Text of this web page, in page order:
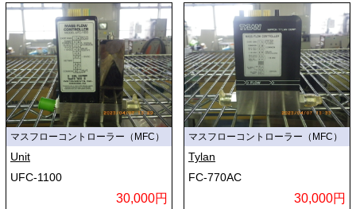
マスフローコントローラー（MFC）
Unit
UFC-1100
30,000円
マスフローコントローラー（MFC）
Tylan
FC-770AC
30,000円